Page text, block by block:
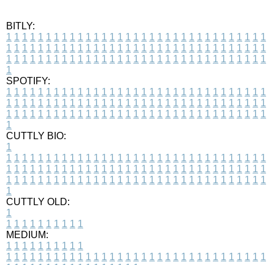
BITLY:
1 1 1 1 1 1 1 1 1 1 1 1 1 1 1 1 1 1 1 1 1 1 1 1 1 1 1 1 1 1 1 1 1
1 1 1 1 1 1 1 1 1 1 1 1 1 1 1 1 1 1 1 1 1 1 1 1 1 1 1 1 1 1 1 1 1
1 1 1 1 1 1 1 1 1 1 1 1 1 1 1 1 1 1 1 1 1 1 1 1 1 1 1 1 1 1 1 1 1
1
SPOTIFY:
1 1 1 1 1 1 1 1 1 1 1 1 1 1 1 1 1 1 1 1 1 1 1 1 1 1 1 1 1 1 1 1 1
1 1 1 1 1 1 1 1 1 1 1 1 1 1 1 1 1 1 1 1 1 1 1 1 1 1 1 1 1 1 1 1 1
1 1 1 1 1 1 1 1 1 1 1 1 1 1 1 1 1 1 1 1 1 1 1 1 1 1 1 1 1 1 1 1 1
1
CUTTLY BIO:
1
1 1 1 1 1 1 1 1 1 1 1 1 1 1 1 1 1 1 1 1 1 1 1 1 1 1 1 1 1 1 1 1 1
1 1 1 1 1 1 1 1 1 1 1 1 1 1 1 1 1 1 1 1 1 1 1 1 1 1 1 1 1 1 1 1 1
1 1 1 1 1 1 1 1 1 1 1 1 1 1 1 1 1 1 1 1 1 1 1 1 1 1 1 1 1 1 1 1 1
1
CUTTLY OLD:
1
1 1 1 1 1 1 1 1 1 1
MEDIUM:
1 1 1 1 1 1 1 1 1 1
1 1 1 1 1 1 1 1 1 1 1 1 1 1 1 1 1 1 1 1 1 1 1 1 1 1 1 1 1 1 1 1 1